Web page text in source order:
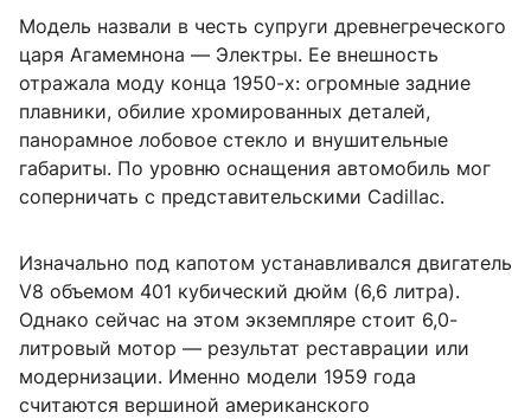
Модель назвали в честь супруги древнегреческого
царя Агамемнона — Электры. Ее внешность
отражала моду конца 1950-х: огромные задние
плавники, обилие хромированных деталей,
панорамное лобовое стекло и внушительные
габариты. По уровню оснащения автомобиль мог
соперничать с представительскими Cadillac.
Изначально под капотом устанавливался двигатель
V8 объемом 401 кубический дюйм (6,6 литра).
Однако сейчас на этом экземпляре стоит 6,0-
литровый мотор — результат реставрации или
модернизации. Именно модели 1959 года
считаются вершиной американского